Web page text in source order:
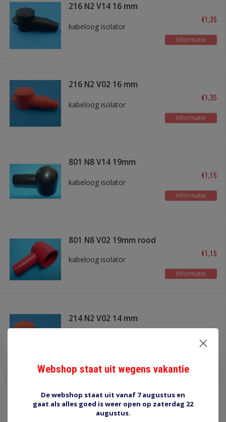
216 N2 V14 16 mm
kabeloog isolator
€1,35
Informatie
216 N2 V02 16 mm
kabeloog isolator
€1,35
Informatie
801 N8 V14 19mm
kabeloog isolator
€1,15
Informatie
801 N8 V02 19mm rood
kabeloog isolator
€1,15
Informatie
214 N2 V02 14 mm
rood
214 N2 V14 14 mm
zwart
kabeloog isolator
Webshop staat uit wegens vakantie
De webshop staat uit vanaf 7 augustus en
gaat als alles goed is weer open op zaterdag 22
augustus.